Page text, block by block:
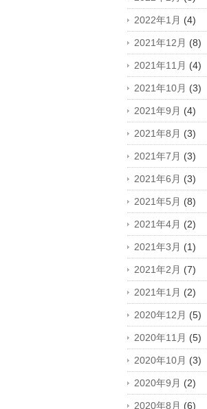
2022年1月 (4)
2021年12月 (8)
2021年11月 (4)
2021年10月 (3)
2021年9月 (4)
2021年8月 (3)
2021年7月 (3)
2021年6月 (3)
2021年5月 (8)
2021年4月 (2)
2021年3月 (1)
2021年2月 (7)
2021年1月 (2)
2020年12月 (5)
2020年11月 (5)
2020年10月 (3)
2020年9月 (2)
2020年8月 (6)